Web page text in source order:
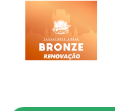
INFO